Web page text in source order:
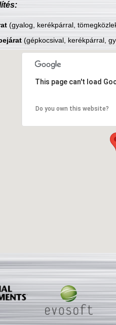
(gyalog, kerékpárral,
(gépkocsival, kerékpárral,
This page can't load
Do you own this website?